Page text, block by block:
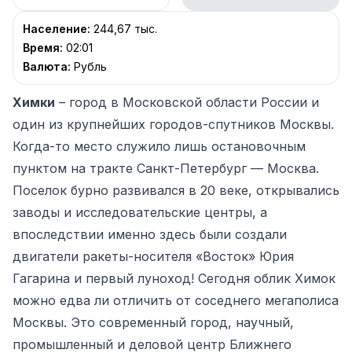
Население: 244,67 тыс.
Время: 02:01
Валюта: Рубль
Химки – город в Московской области России и
один из крупнейших городов-спутников Москвы.
Когда-то место служило лишь остановочным
пунктом на тракте Санкт-Петербург — Москва.
Поселок бурно развивался в 20 веке, открывались
заводы и исследовательские центры, а
впоследствии именно здесь были создали
двигатели ракеты-носителя «Восток» Юрия
Гагарина и первый луноход! Сегодня облик Химок
можно едва ли отличить от соседнего мегаполиса
Москвы. Это современный город, научный,
промышленный и деловой центр Ближнего